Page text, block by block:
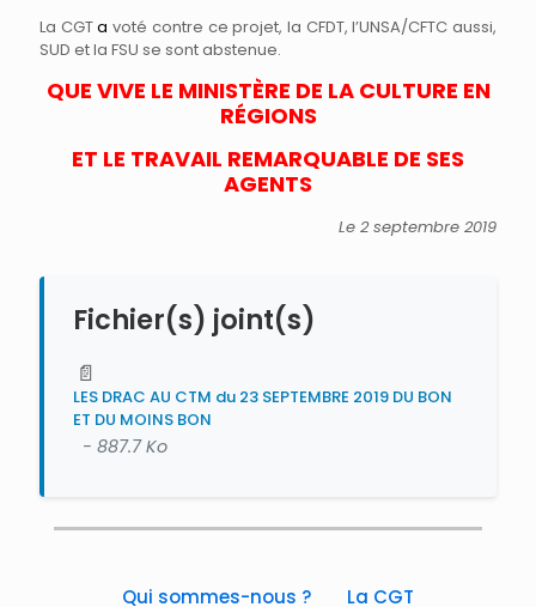
La CGTavoté contre ce projet, la CFDT, l’UNSA/CFTC aussi,
SUD et la FSU se sont abstenue.
QUE VIVE LE MINISTÈRE DE LA CULTURE EN
RÉGIONS
ET LE TRAVAIL REMARQUABLE DE SES
AGENTS
Le 2 septembre 2019
Fichier(s) joint(s)
📄
LES DRAC AU CTM du 23 SEPTEMBRE 2019 DU BON
ET DU MOINS BON
- 887.7 Ko
Qui sommes-nous ? La CGT